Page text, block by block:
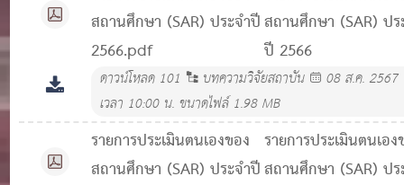
สถานศึกษา (SAR) ประจำปี
2566.pdf
สถานศึกษา (SAR) ปร
ปี 2566
ดาวน์โหลด 101 บทความวิจัยสถาบัน
08 ส.ค. 2567
เวลา 10:00 น. ขนาดไฟล์ 1.98 MB
รายการประเมินตนเองของ
สถานศึกษา (SAR) ประจำปี
รายการประเมินตนเอ
สถานศึกษา (SAR) ปร